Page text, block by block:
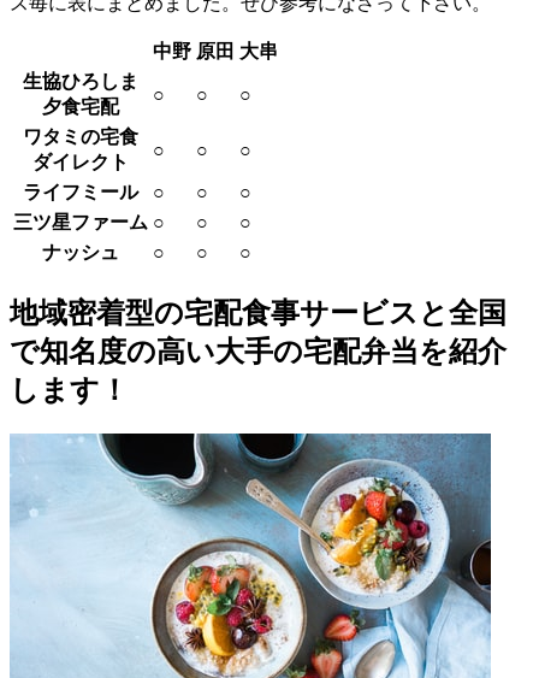
中野 原田 大串
生協ひろしま
夕食宅配
○ ○ ○
ワタミの宅食
ダイレクト
○ ○ ○
ライフミール ○ ○
○
三ツ星ファーム ○ ○
○
ナッシュ
○ ○ ○
地域密着型の宅配食事サービスと全国
で知名度の高い大手の宅配弁当を紹介
します！